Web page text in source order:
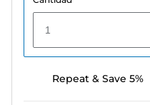
1
Repeat & Save 5%